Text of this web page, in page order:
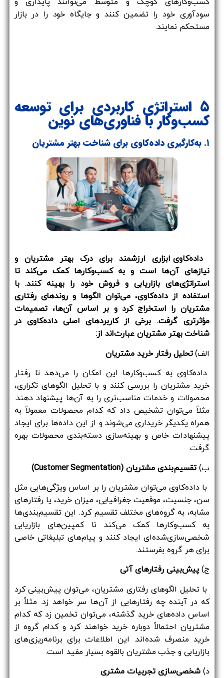
سودآوری خود را تضمین کنند و جایگاه خود را در بازار
مستحکم نمایند.
۵ استراتژی کاربردی برای توسعه
کسب‌وکار با فناوری‌های نوین
۱. به‌کارگیری داده‌کاوی برای شناخت بهتر مشتریان
داده‌کاوی ابزاری ارزشمند برای درک بهتر مشتریان و
نیازهای آن‌ها است و به کسب‌وکارها کمک می‌کند تا
استراتژی‌های بازاریابی و فروش خود را بهینه کنند. با
استفاده از داده‌کاوی، می‌توان الگوها و روندهای رفتاری
مشتریان را استخراج کرد و بر اساس آن‌ها، تصمیمات
مؤثرتری گرفت. برخی از کاربردهای اصلی داده‌کاوی در
شناخت بهتر مشتریان عبارت‌اند از:
الف)تحلیل رفتار خرید مشتریان
داده‌کاوی به کسب‌وکارها این امکان را می‌دهد تا رفتار
خرید مشتریان را بررسی کنند و با تحلیل الگوهای تکراری،
محصولات و خدمات مناسب‌تری را به آن‌ها پیشنهاد دهند.
مثلاً می‌توان تشخیص داد که کدام محصولات معمولاً به
همراه یکدیگر خریداری می‌شوند و از این داده‌ها برای ایجاد
پیشنهادات خاص و بهینه‌سازی دسته‌بندی محصولات بهره
گرفت.
ب)تقسیم‌بندی مشتریان (Customer Segmentation)
با داده‌کاوی می‌توان مشتریان را بر اساس ویژگی‌هایی مثل
سن، جنسیت، موقعیت جغرافیایی، میزان خرید، یا رفتارهای
مشابه، به گروه‌های مختلف تقسیم کرد. این تقسیم‌بندی‌ها
به کسب‌وکارها کمک می‌کند تا کمپین‌های بازاریابی
شخصی‌سازی‌شده‌ای ایجاد کنند و پیام‌های تبلیغاتی خاصی
برای هر گروه بفرستند.
ج) پیش‌بینی رفتارهای آتی
با تحلیل الگوهای رفتاری مشتریان، می‌توان پیش‌بینی کرد
که در آینده چه رفتارهایی از آن‌ها سر خواهد زد. مثلاً بر
اساس داده‌های خرید گذشته، می‌توان تخمین زد که کدام
مشتریان احتمالاً دوباره خرید خواهند کرد و کدام گروه از
خرید منصرف شده‌اند. این اطلاعات برای برنامه‌ریزی‌های
بازاریابی و جذب مشتریان بالقوه بسیار مفید است.
د) شخصی‌سازی تجربیات مشتری